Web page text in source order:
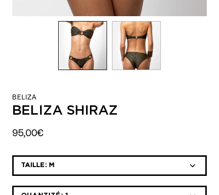
BELIZA
BELIZA SHIRAZ
95,00€
TAILLE: M
Sélectionnez
la
liste